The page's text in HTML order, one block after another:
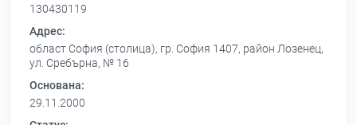
130430119
Адрес:
област София (столица), гр. София 1407, район Лозенец,
ул. Сребърна, № 16
Основана:
29.11.2000